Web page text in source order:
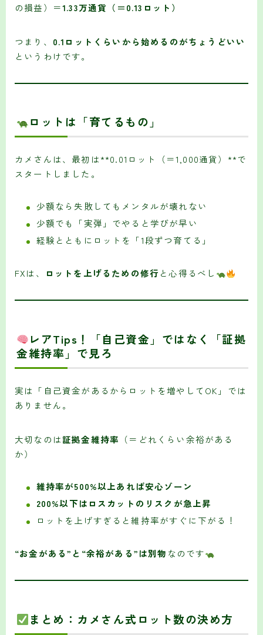
の損益）＝1.33万通貨（＝0.13ロット）
つまり、 0.1ロットくらいから始めるのがちょうどいい
というわけです。
ロットは「育てるもの」
カメさんは、最初は**0.01ロット（＝1,000通貨）**で
スタートしました。
少額なら失敗してもメンタルが壊れない
少額でも「実弾」でやると学びが早い
経験とともにロットを「1段ずつ育てる」
FXは、 ロットを上げるための修行 と心得るべし
レアTips！「自己資金」ではなく「証拠
金維持率」で見ろ
実は「自己資金があるからロットを増やしてOK」では
ありません。
大切なのは証拠金維持率 （＝どれくらい余裕がある
か）
維持率が500%以上あれば安心ゾーン
200%以下はロスカットのリスクが急上昇
ロットを上げすぎると維持率がすぐに下がる！
“お金がある”と“余裕がある”は別物 なのです
まとめ：カメさん式ロット数の決め方